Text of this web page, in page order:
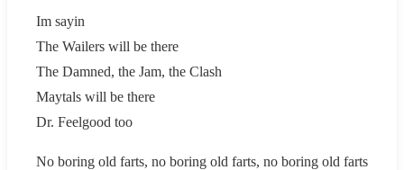
Im sayin
The Wailers will be there
The Damned, the Jam, the Clash
Maytals will be there
Dr. Feelgood too
No boring old farts, no boring old farts, no boring old farts